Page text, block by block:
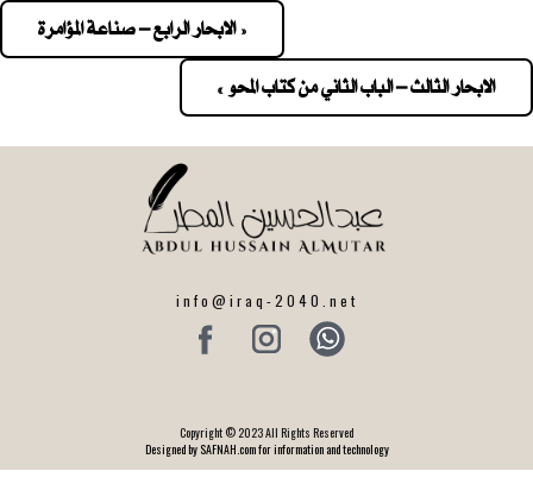
navigation
« الابحار الرابع – صناعة المؤامرة
الابحار الثالث – الباب الثاني من كتاب المحو »
info@iraq-2040.net
Copyright © 2023 All Rights Reserved
Designed by SAFNAH.com for information and technology